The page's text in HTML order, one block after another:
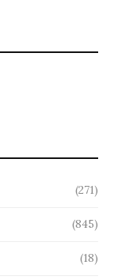
(271)
(845)
(18)